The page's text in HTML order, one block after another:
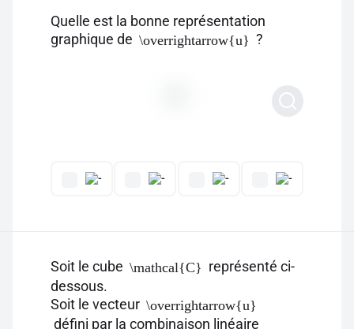
Quelle est la bonne représentation
graphique de \overrightarrow{u} ?
Soit le cube \mathcal{C} représenté ci-
dessous.
Soit le vecteur \overrightarrow{u}
défini par la combinaison linéaire